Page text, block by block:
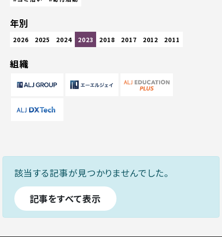
年別
2026 2025 2024 2023 2018 2017 2012 2011
組織
該当する記事が見つかりませんでした。
記事をすべて表示